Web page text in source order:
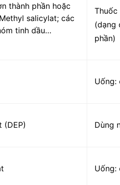
thành phần hoặc
salicylat; các
tinh dầu…
(dạng
phần)
Uống:
(DEP) Dùng
Uống: